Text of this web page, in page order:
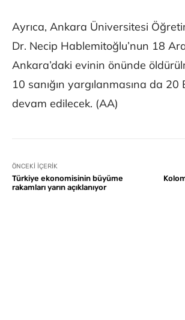
Ayrıca, Ankara Üniversitesi
Dr. Necip Hablemitoğlu’nun 18
Ankara’daki evinin önünde
10 sanığın yargılanmasına da 20
devam edilecek. (AA)
ÖNCEKI İÇERIK
Türkiye ekonomisinin büyüme
rakamları yarın açıklanıyor